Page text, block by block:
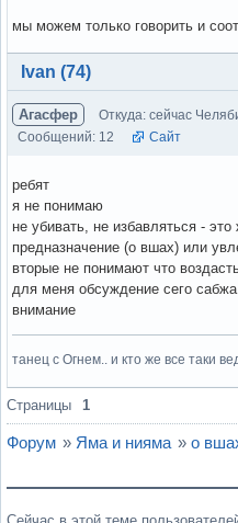
мы можем только говорить и
Вне форума
Ivan (74)
Агасфер Откуда: сейчас
Сообщений: 12
Сайт
ребят
я не понимаю
не убивать, не избавляться -
предназначение (о вшах) или
вторые не понимают что
для меня обсуждение сего
внимание
танец с Огнем.. и кто же все таки
Вне форума
Страницы 1
Форум » Яма и нияма » о